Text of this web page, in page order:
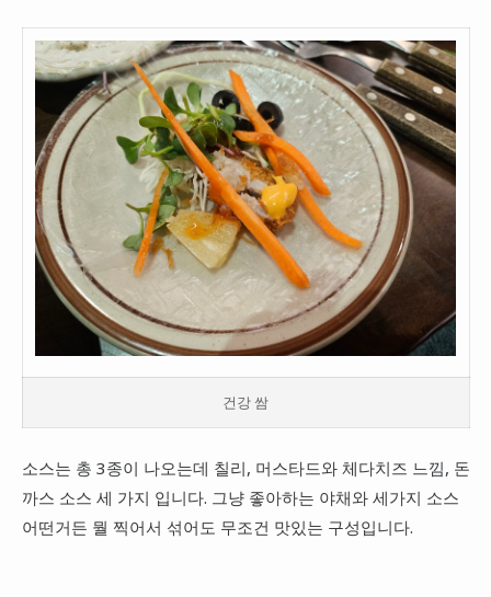
건강 쌈
소스는 총 3종이 나오는데 칠리, 머스타드와 체다치즈 느낌, 돈
까스 소스 세 가지 입니다. 그냥 좋아하는 야채와 세가지 소스
어떤거든 뭘 찍어서 섞어도 무조건 맛있는 구성입니다.